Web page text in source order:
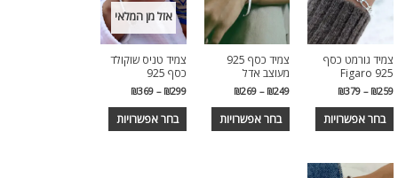
צמיד גורמט כסף
925 Figaro
₪259
–
₪379
בחר אפשרויות
צמיד כסף 925
מעוצב אדל
₪249
–
₪269
בחר אפשרויות
אזל מן המלאי
צמיד טניס שוקולד
כסף 925
₪299
–
₪369
בחר אפשרויות